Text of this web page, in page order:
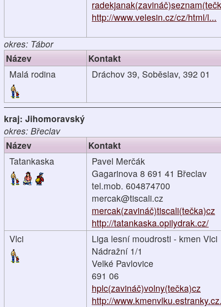
http://www.velesin.cz/cz/html/l...
okres: Tábor
Název
Kontakt
Malá rodina
Dráchov 39, Soběslav, 392 01
kraj: Jihomoravský
okres: Břeclav
Název
Kontakt
Tatankaska
Pavel Merčák
Gagarinova 8 691 41 Břeclav
tel.mob. 604874700
mercak@tiscali.cz
mercak(zavináč)tiscali(tečka)cz
http://tatankaska.opilydrak.cz/
Vlci
Liga lesní moudrosti - kmen Vlci
Nádražní 1/1
Velké Pavlovice
691 06
hplc(zavináč)volny(tečka)cz
http://